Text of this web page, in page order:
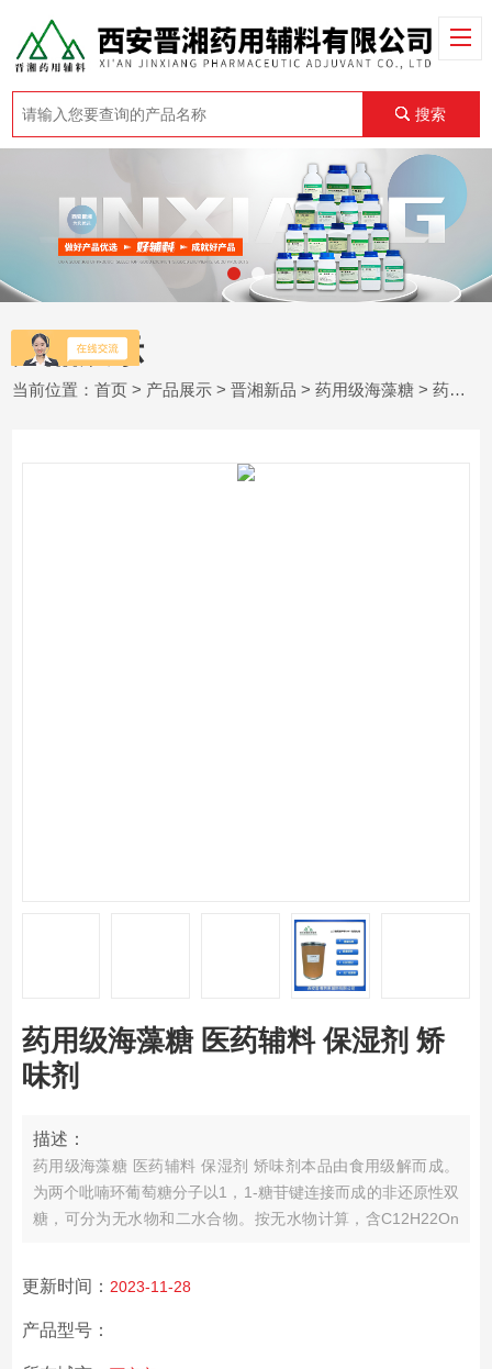
搜索
产品展示
当前位置：首页 > 产品展示 >晋湘新品 >药用级海藻糖 > 药用级海藻糖 医药辅料 保湿剂 矫味剂
药用级海藻糖 医药辅料 保湿剂 矫
味剂
描述：
药用级海藻糖 医药辅料 保湿剂 矫味剂本品由食用级解而成。
为两个吡喃环葡萄糖分子以1，1-糖苷键连接而成的非还原性双
糖，可分为无水物和二水合物。按无水物计算，含C12H22On
更新时间： 2023-11-28
产品型号：